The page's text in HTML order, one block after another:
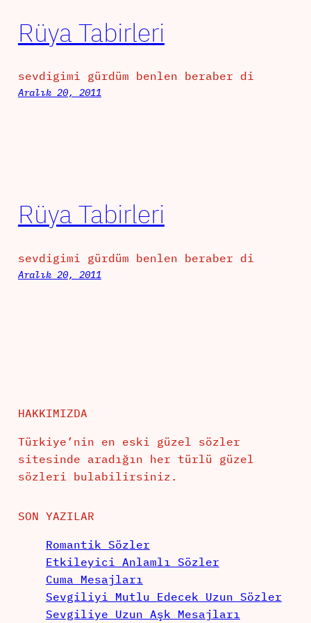
Rüya Tabirleri
sevdigimi gürdüm benlen beraber di
Aralık 20, 2011
Rüya Tabirleri
sevdigimi gürdüm benlen beraber di
Aralık 20, 2011
HAKKIMIZDA
Türkiye’nin en eski güzel sözler
sitesinde aradığın her türlü güzel
sözleri bulabilirsiniz.
SON YAZILAR
Romantik Sözler
Etkileyici Anlamlı Sözler
Cuma Mesajları
Sevgiliyi Mutlu Edecek Uzun Sözler
Sevgiliye Uzun Aşk Mesajları